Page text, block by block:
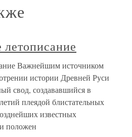
летописание
Важнейшим источником
истории Древней Руси
свод, создававшийся в
плеядой блистательных
известных
положен